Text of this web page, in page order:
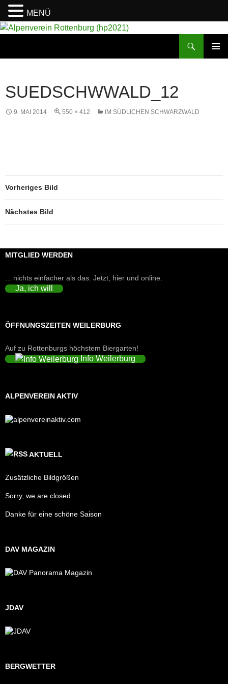
SUEDSCHWWALD_12
9. MAI 2014 550 × 412 IM SÜDLICHEN SCHWARZWALD
Vorheriges Bild
Nächstes Bild
MITGLIED WERDEN
... nichts einfacher als das. Jetzt, hier und online.
Ja, ich will
ÖFFNUNGSZEITEN WEILERBURG
Auf zu Rottenburgs höchstem Biergarten!
Info Weilerburg
ALPENVEREIN AKTIV
AKTUELL
Zusätzliche Bildgrößen
Sorry, we are closed
Danke für eine schöne Saison
DAV MAGAZIN
JDAV
BERGWETTER
MENÜ